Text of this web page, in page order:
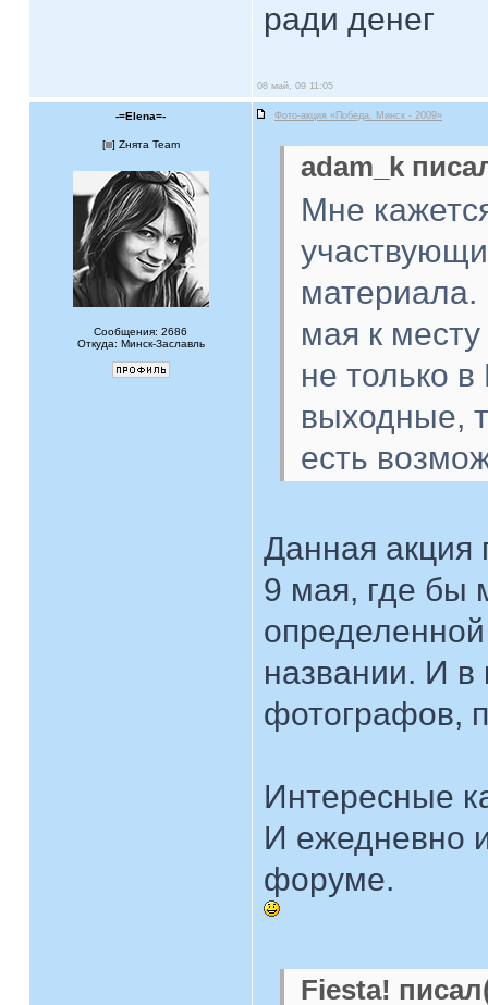
ради денег
08 май, 09 11:05
-=Elena=- Фото-акция «Победа. Минск - 2009»
[ ] Zнята Team
Сообщения: 2686
Откуда: Минск-Заславль
adam_k
Мне
материала.
мая к
не только
выходные,
есть
Данная
9 мая, где бы
названии. И в
фотографов,
Интересные
И ежедневно
форуме.
Fiesta!